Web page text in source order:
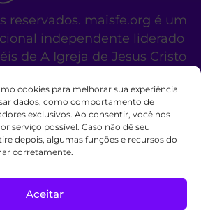
cookies para melhorar sua experiência
dados, como comportamento de
exclusivos. Ao consentir, você nos
serviço possível. Caso não dê seu
depois, algumas funções e recursos do
corretamente.
Aceitar
reservados. maisfe.org é um
independente liderado
de A Igreja de Jesus Cristo
site oficial da organização
mencionada acima.
Políticas de Cookies